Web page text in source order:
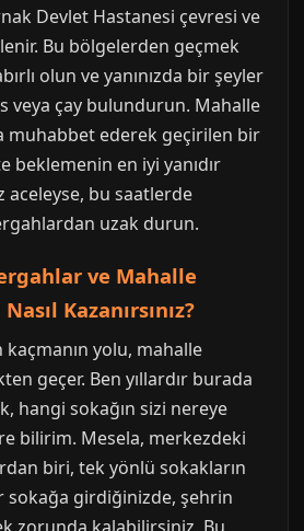
Devlet Hastanesi çevresi ve
Bu bölgelerden geçmek
olun ve yanınızda bir şeyler
veya çay bulundurun. Mahalle
muhabbet ederek geçirilen bir
beklemenin en iyi yanıdır
aceleyse, bu saatlerde
uzak durun.
ve Mahalle
Kazanırsınız?
kaçmanın yolu, mahalle
geçer. Ben yıllardır burada
hangi sokağın sizi nereye
bilirim. Mesela, merkezdeki
biri, tek yönlü sokakların
sokağa girdiğinizde, şehrin